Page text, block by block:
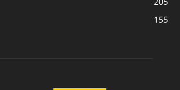
155